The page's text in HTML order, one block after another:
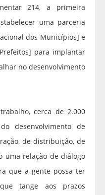
214, a primeira
uma parceria
dos Municípios] e
para implantar
no desenvolvimento
cerca de 2.000
desenvolvimento de
de distribuição, de
uma relação de diálogo
que a gente possa ter
tange aos prazos